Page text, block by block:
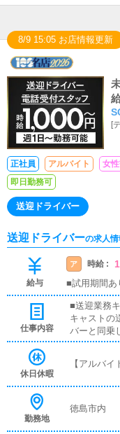
8/9 15:05 お店情報更新
[
正社員 アルバイト 女
即日勤務可
送迎ドライバー
送迎ドライバーの求人情
給与
ア 時給 :
■試用期間あ
仕事内容
■送迎業務
キャストの
バーと同乗
ので、未経
は支給し
休日休暇
【アルバ
勤務地
徳島市内